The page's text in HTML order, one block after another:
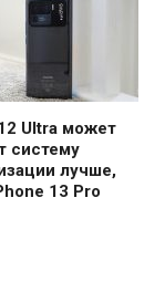
Ultra может
систему
лучше,
13 Pro